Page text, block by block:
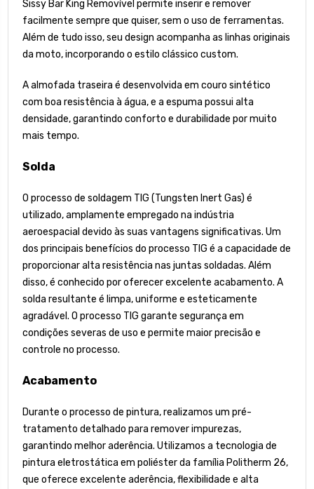
Sissy Bar King Removível permite inserir e remover
facilmente sempre que quiser, sem o uso de ferramentas.
Além de tudo isso, seu design acompanha as linhas originais
da moto, incorporando o estilo clássico custom.
A almofada traseira é desenvolvida em couro sintético
com boa resistência à água, e a espuma possui alta
densidade, garantindo conforto e durabilidade por muito
mais tempo.
Solda
O processo de soldagem TIG (Tungsten Inert Gas) é
utilizado, amplamente empregado na indústria
aeroespacial devido às suas vantagens significativas. Um
dos principais benefícios do processo TIG é a capacidade de
proporcionar alta resistência nas juntas soldadas. Além
disso, é conhecido por oferecer excelente acabamento. A
solda resultante é limpa, uniforme e esteticamente
agradável. O processo TIG garante segurança em
condições severas de uso e permite maior precisão e
controle no processo.
Acabamento
Durante o processo de pintura, realizamos um pré-
tratamento detalhado para remover impurezas,
garantindo melhor aderência. Utilizamos a tecnologia de
pintura eletrostática em poliéster da família Politherm 26,
que oferece excelente aderência, flexibilidade e alta